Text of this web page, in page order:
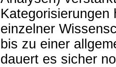
Kategorisierungen
einzelner
bis zu einer
dauert es sicher